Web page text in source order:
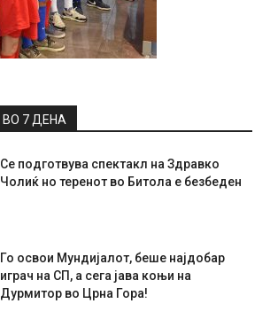
7 ДЕНА
Се подготвува спектакл на Здравко
Чолиќ но теренот во Битола е безбеден
Го освои Мундијалот, беше најдобар
играч на СП, а сега јава коњи на
Дурмитор во Црна Гора!